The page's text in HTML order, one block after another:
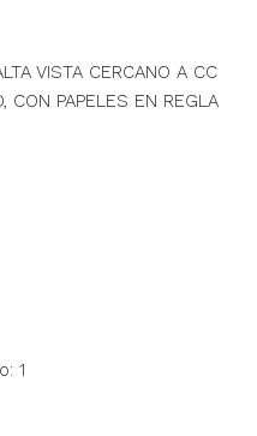
VISTA CERCANO A CC
CON PAPELES EN REGLA
1